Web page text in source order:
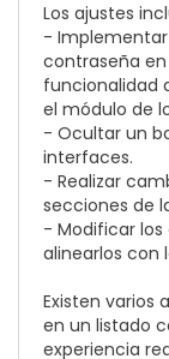
Los ajustes
-
contraseña
funcionalidad
el módulo de
- Ocultar un
interfaces.
- Realizar
secciones de
- Modificar los
alinearlos con
Existen varios
en un listado
experiencia